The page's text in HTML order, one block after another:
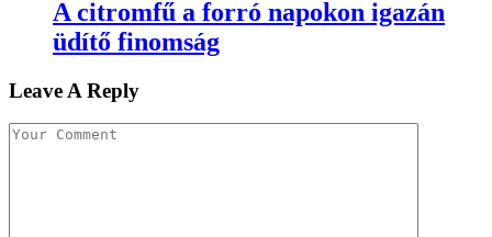
A citromfű a forró napokon igazán
üdítő finomság
Leave A Reply